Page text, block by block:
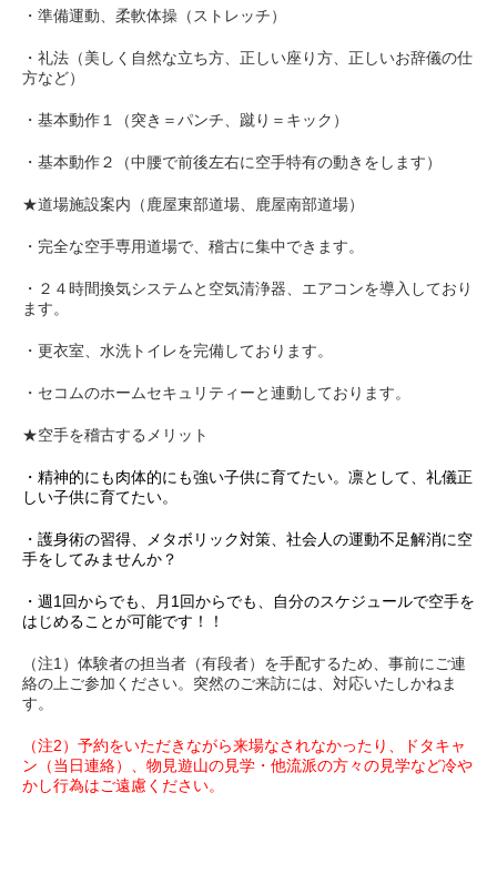
・準備運動、柔軟体操（ストレッチ）
・礼法（美しく自然な立ち方、正しい座り方、正しいお辞儀の仕
方など）
・基本動作１（突き＝パンチ、蹴り＝キック）
・基本動作２（中腰で前後左右に空手特有の動きをします）
★道場施設案内（鹿屋東部道場、鹿屋南部道場）
・完全な空手専用道場で、稽古に集中できます。
・２４時間換気システムと空気清浄器、エアコンを導入しており
ます。
・更衣室、水洗トイレを完備しております。
・セコムのホームセキュリティーと連動しております。
★空手を稽古するメリット
・精神的にも肉体的にも強い子供に育てたい。凛として、礼儀正
しい子供に育てたい。
・護身術の習得、メタボリック対策、社会人の運動不足解消に空
手をしてみませんか？
・週1回からでも、月1回からでも、自分のスケジュールで空手を
はじめることが可能です！！
（注1）体験者の担当者（有段者）を手配するため、事前にご連
絡の上ご参加ください。突然のご来訪には、対応いたしかねま
す。
（注2）予約をいただきながら来場なされなかったり、ドタキャ
ン（当日連絡）、物見遊山の見学・他流派の方々の見学など冷や
かし行為はご遠慮ください。